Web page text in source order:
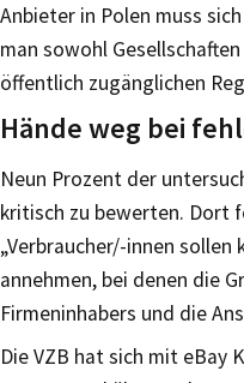
Anbieter in Polen muss
man sowohl
öffentlich zugänglichen
Hände weg bei
Neun Prozent der
kritisch zu bewerten. Dort
„Verbraucher/-innen
annehmen, bei denen die
Firmeninhabers und die
Die VZB hat sich mit eBay